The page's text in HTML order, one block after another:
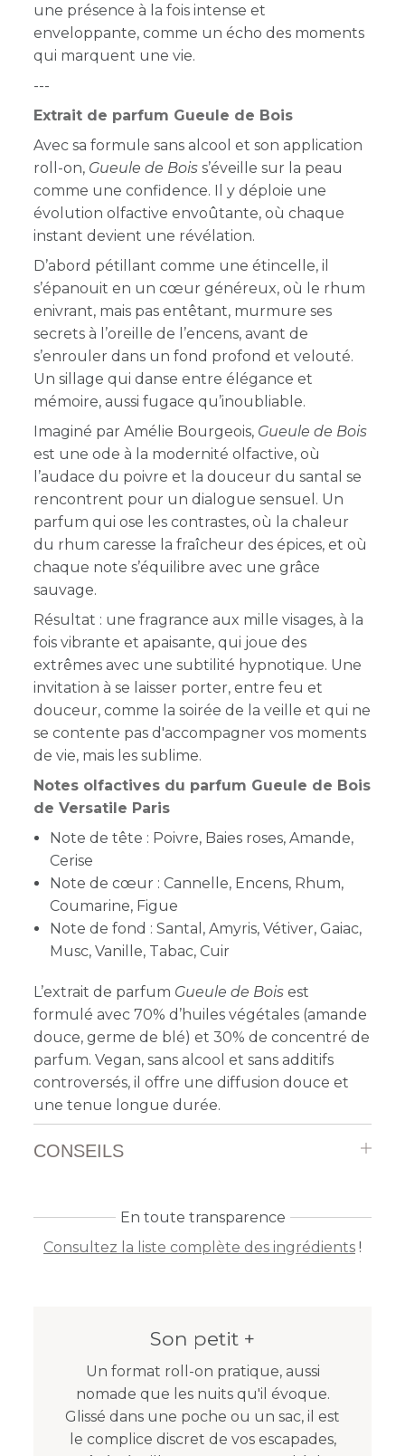
une présence à la fois intense et
enveloppante, comme un écho des moments
qui marquent une vie.
---
Extrait de parfum Gueule de Bois
Avec sa formule sans alcool et son application
roll-on, Gueule de Bois s’éveille sur la peau
comme une confidence. Il y déploie une
évolution olfactive envoûtante, où chaque
instant devient une révélation.
D’abord pétillant comme une étincelle, il
s’épanouit en un cœur généreux, où le rhum
enivrant, mais pas entêtant, murmure ses
secrets à l’oreille de l’encens, avant de
s’enrouler dans un fond profond et velouté.
Un sillage qui danse entre élégance et
mémoire, aussi fugace qu’inoubliable.
Imaginé par Amélie Bourgeois, Gueule de Bois
est une ode à la modernité olfactive, où
l’audace du poivre et la douceur du santal se
rencontrent pour un dialogue sensuel. Un
parfum qui ose les contrastes, où la chaleur
du rhum caresse la fraîcheur des épices, et où
chaque note s’équilibre avec une grâce
sauvage.
Résultat : une fragrance aux mille visages, à la
fois vibrante et apaisante, qui joue des
extrêmes avec une subtilité hypnotique. Une
invitation à se laisser porter, entre feu et
douceur, comme la soirée de la veille et qui ne
se contente pas d'accompagner vos moments
de vie, mais les sublime.
Notes olfactives du parfum Gueule de Bois
de Versatile Paris
Note de tête : Poivre, Baies roses, Amande,
Cerise
Note de cœur : Cannelle, Encens, Rhum,
Coumarine, Figue
Note de fond : Santal, Amyris, Vétiver, Gaiac,
Musc, Vanille, Tabac, Cuir
L’extrait de parfum Gueule de Bois est
formulé avec 70% d’huiles végétales (amande
douce, germe de blé) et 30% de concentré de
parfum. Vegan, sans alcool et sans additifs
controversés, il offre une diffusion douce et
une tenue longue durée.
CONSEILS
En toute transparence
Consultez la liste complète des ingrédients !
Son petit +
Un format roll-on pratique, aussi
nomade que les nuits qu'il évoque.
Glissé dans une poche ou un sac, il est
le complice discret de vos escapades,